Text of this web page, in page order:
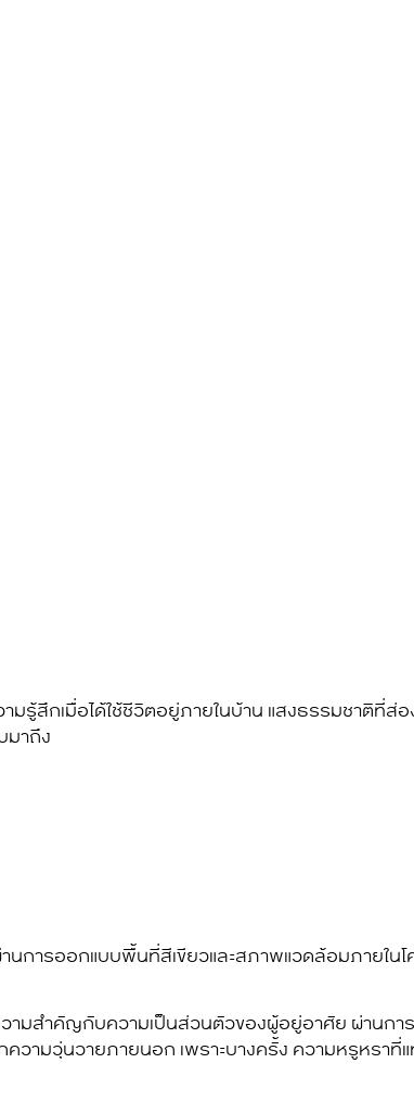
รู้สึกเมื่อได้ใช้ชีวิตอยู่ภายในบ้าน แสงธรรมชาติที่ส่
มาถึง
ารออกแบบพื้นที่สีเขียวและสภาพแวดล้อมภายในโ
ามสำคัญกับความเป็นส่วนตัวของผู้อยู่อาศัย ผ่านกา
ามวุ่นวายภายนอก เพราะบางครั้ง ความหรูหราที่